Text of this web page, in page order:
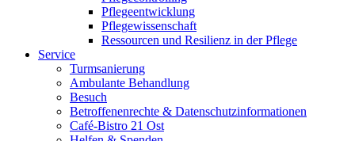
Pflegeentwicklung
Pflegewissenschaft
Ressourcen und Resilienz in der Pflege
Service
Turmsanierung
Ambulante Behandlung
Besuch
Betroffenenrechte & Datenschutzinformationen
Café-Bistro 21 Ost